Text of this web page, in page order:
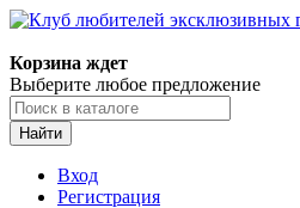
Корзина ждет
Выберите любое предложение
Найти
Вход
Регистрация